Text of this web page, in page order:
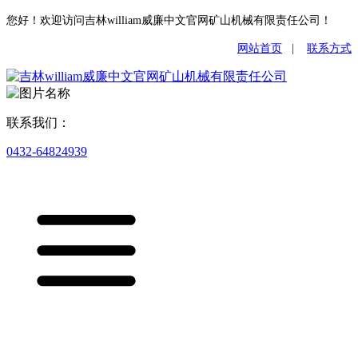
您好！欢迎访问吉林william威廉中文官网矿山机械有限责任公司！
网站首页 联系方式
联系我们：
0432-64824939